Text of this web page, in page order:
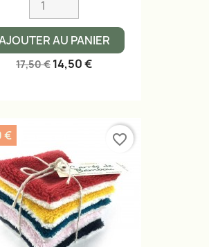
AU PANIER
17,50 € 14,50 €
€ favorite_border